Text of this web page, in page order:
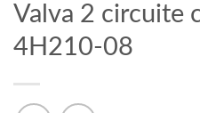
Valva 2 circuite
4H210-08